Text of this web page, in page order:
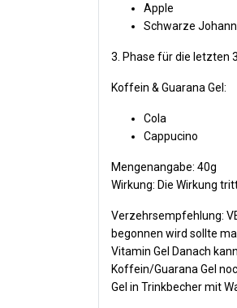
Apple
Schwarze
3. Phase für die letzten
Koffein & Guarana Gel:
Cola
Cappucino
Mengenangabe: 40g
Wirkung: Die Wirkung
Verzehrsempfehlung:
begonnen wird sollte
Vitamin Gel Danach
Koffein/Guarana Gel
Gel in Trinkbecher mit